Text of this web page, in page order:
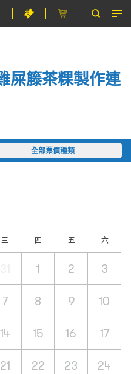
屎籐茶粿製作連
全部票價種類
三 四 五 六
1 2 3
7 8 9 10
14 15 16 17
21 22 23 24